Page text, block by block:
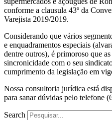
conforme a clausula 43º da
Varejista 2019/2019.
Considerando que vários
e enquadramentos especiais
dentre outros), é primoroso que
sincronicidade com o seu
cumprimento da legislação em
Nossa consultoria jurídica está
para sanar dúvidas pelo telefone
Search